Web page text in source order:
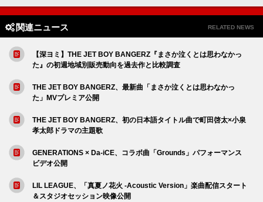
関連ニュース RELATED NEWS
【深ヨミ】THE JET BOY BANGERZ『まさか泣くとは思わなかっ
た』の初週地域別販売動向を過去作と比較調査
THE JET BOY BANGERZ、最新曲「まさか泣くとは思わなかっ
た」MVプレミア公開
THE JET BOY BANGERZ、初の日本語タイトル曲で町田啓太×小泉
孝太郎ドラマの主題歌
GENERATIONS × Da-iCE、コラボ曲「Grounds」パフォーマンス
ビデオ公開
LIL LEAGUE、「真夏ノ花火 -Acoustic Version」楽曲配信スタート
＆スタジオセッション映像公開